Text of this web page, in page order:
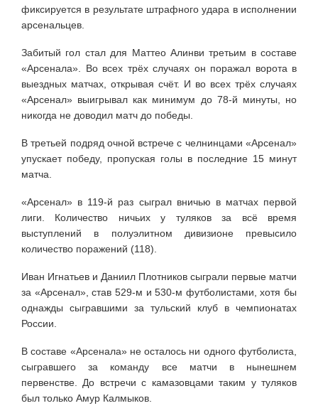
фиксируется в результате штрафного удара в исполнении
арсенальцев.
Забитый гол стал для Маттео Алинви третьим в составе
«Арсенала». Во всех трёх случаях он поражал ворота в
выездных матчах, открывая счёт. И во всех трёх случаях
«Арсенал» выигрывал как минимум до 78-й минуты, но
никогда не доводил матч до победы.
В третьей подряд очной встрече с челнинцами «Арсенал»
упускает победу, пропуская голы в последние 15 минут
матча.
«Арсенал» в 119-й раз сыграл вничью в матчах первой
лиги. Количество ничьих у туляков за всё время
выступлений в полуэлитном дивизионе превысило
количество поражений (118).
Иван Игнатьев и Даниил Плотников сыграли первые матчи
за «Арсенал», став 529-м и 530-м футболистами, хотя бы
однажды сыгравшими за тульский клуб в чемпионатах
России.
В составе «Арсенала» не осталось ни одного футболиста,
сыгравшего за команду все матчи в нынешнем
первенстве. До встречи с камазовцами таким у туляков
был только Амур Калмыков.